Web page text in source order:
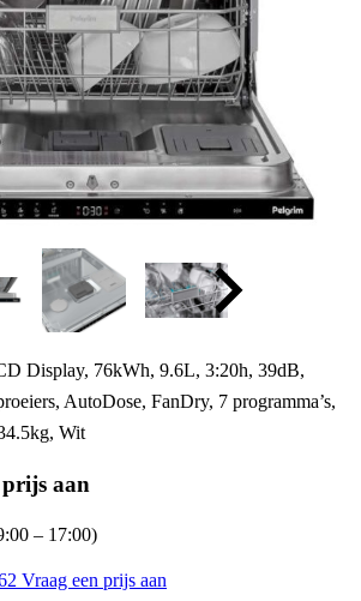
Display, 76kWh, 9.6L, 3:20h, 39dB,
AutoDose, FanDry, 7 programma’s,
Wit
prijs aan
– 17:00)
Vraag een prijs aan